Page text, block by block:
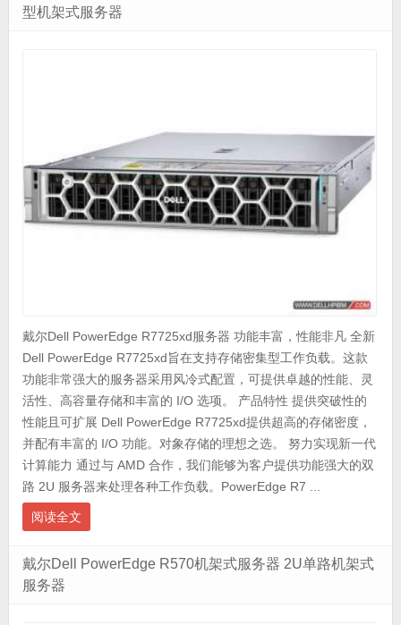
型机架式服务器
戴尔Dell PowerEdge R7725xd服务器 功能丰富，性能非凡 全新
Dell PowerEdge R7725xd旨在支持存储密集型工作负载。这款
功能非常强大的服务器采用风冷式配置，可提供卓越的性能、灵
活性、高容量存储和丰富的 I/O 选项。 产品特性 提供突破性的
性能且可扩展 Dell PowerEdge R7725xd提供超高的存储密度，
并配有丰富的 I/O 功能。对象存储的理想之选。 努力实现新一代
计算能力 通过与 AMD 合作，我们能够为客户提供功能强大的双
路 2U 服务器来处理各种工作负载。PowerEdge R7 ...
阅读全文
戴尔Dell PowerEdge R570机架式服务器 2U单路机架式
服务器